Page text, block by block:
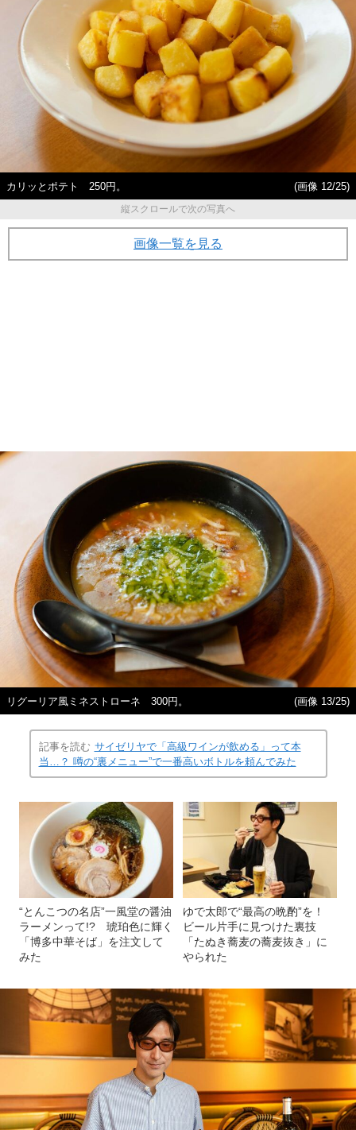
カリッとポテト 250円。
(画像 12/25)
縦スクロールで次の写真へ
画像一覧を見る
リグーリア風ミネストローネ 300円。 (画像 13/25)
記事を読む サイゼリヤで「高級ワインが飲める」って本
当…？ 噂の“裏メニュー”で一番高いボトルを頼んでみた
“とんこつの名店”一風堂の醤油
ラーメンって!? 琥珀色に輝く
「博多中華そば」を注文して
みた
ゆで太郎で“最高の晩酌”を！
ビール片手に見つけた裏技
「たぬき蕎麦の蕎麦抜き」に
やられた